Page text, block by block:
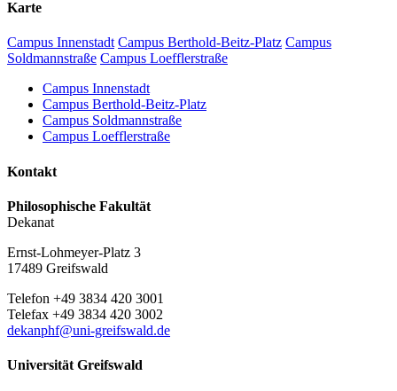
Karte
Campus Innenstadt Campus Berthold-Beitz-Platz Campus
Soldmannstraße Campus Loefflerstraße
Campus Innenstadt
Campus Berthold-Beitz-Platz
Campus Soldmannstraße
Campus Loefflerstraße
Kontakt
Philosophische Fakultät
Dekanat
Ernst-Lohmeyer-Platz 3
17489 Greifswald
Telefon +49 3834 420 3001
Telefax +49 3834 420 3002
dekanphf@uni-greifswald.de
Universität Greifswald